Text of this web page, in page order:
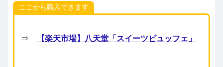
ここから購入できます
⇒ 【楽天市場】八天堂「スイーツビュッフェ」